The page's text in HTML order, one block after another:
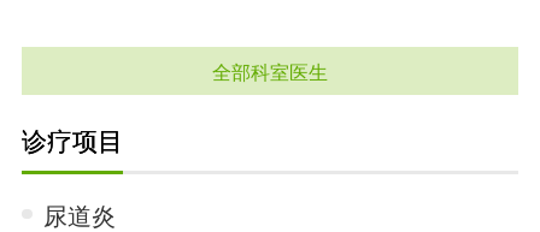
全部科室医生
诊疗项目
尿道炎